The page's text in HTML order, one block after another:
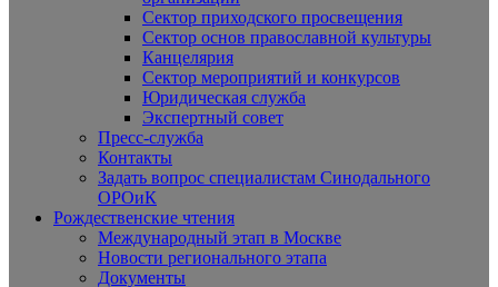
Сектор приходского просвещения
Сектор основ православной культуры
Канцелярия
Сектор мероприятий и конкурсов
Юридическая служба
Экспертный совет
Пресс-служба
Контакты
Задать вопрос специалистам Синодального
ОРОиК
Рождественские чтения
Международный этап в Москве
Новости регионального этапа
Документы